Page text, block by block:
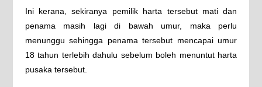
Ini kerana, sekiranya pemilik harta tersebut mati dan
penama masih lagi di bawah umur, maka perlu
menunggu sehingga penama tersebut mencapai umur
18 tahun terlebih dahulu sebelum boleh menuntut harta
pusaka tersebut.